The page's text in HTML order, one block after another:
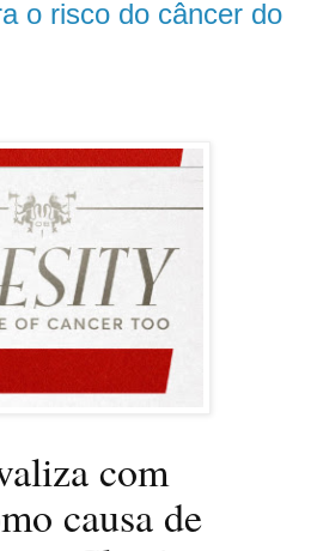
o risco do câncer do
com
causa de